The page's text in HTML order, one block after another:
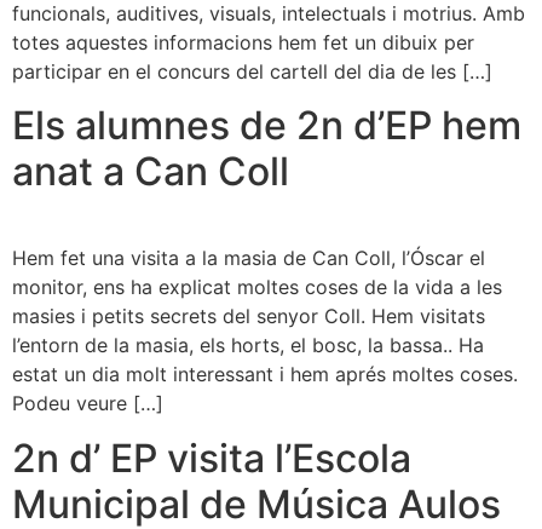
funcionals, auditives, visuals, intelectuals i motrius. Amb
totes aquestes informacions hem fet un dibuix per
participar en el concurs del cartell del dia de les […]
Els alumnes de 2n d’EP hem
anat a Can Coll
Hem fet una visita a la masia de Can Coll, l’Óscar el
monitor, ens ha explicat moltes coses de la vida a les
masies i petits secrets del senyor Coll. Hem visitats
l’entorn de la masia, els horts, el bosc, la bassa.. Ha
estat un dia molt interessant i hem aprés moltes coses.
Podeu veure […]
2n d’ EP visita l’Escola
Municipal de Música Aulos